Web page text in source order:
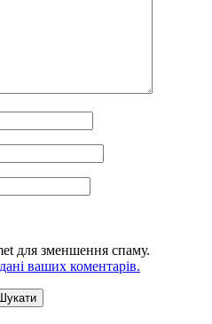
для зменшення спаму.
ваших коментарів.